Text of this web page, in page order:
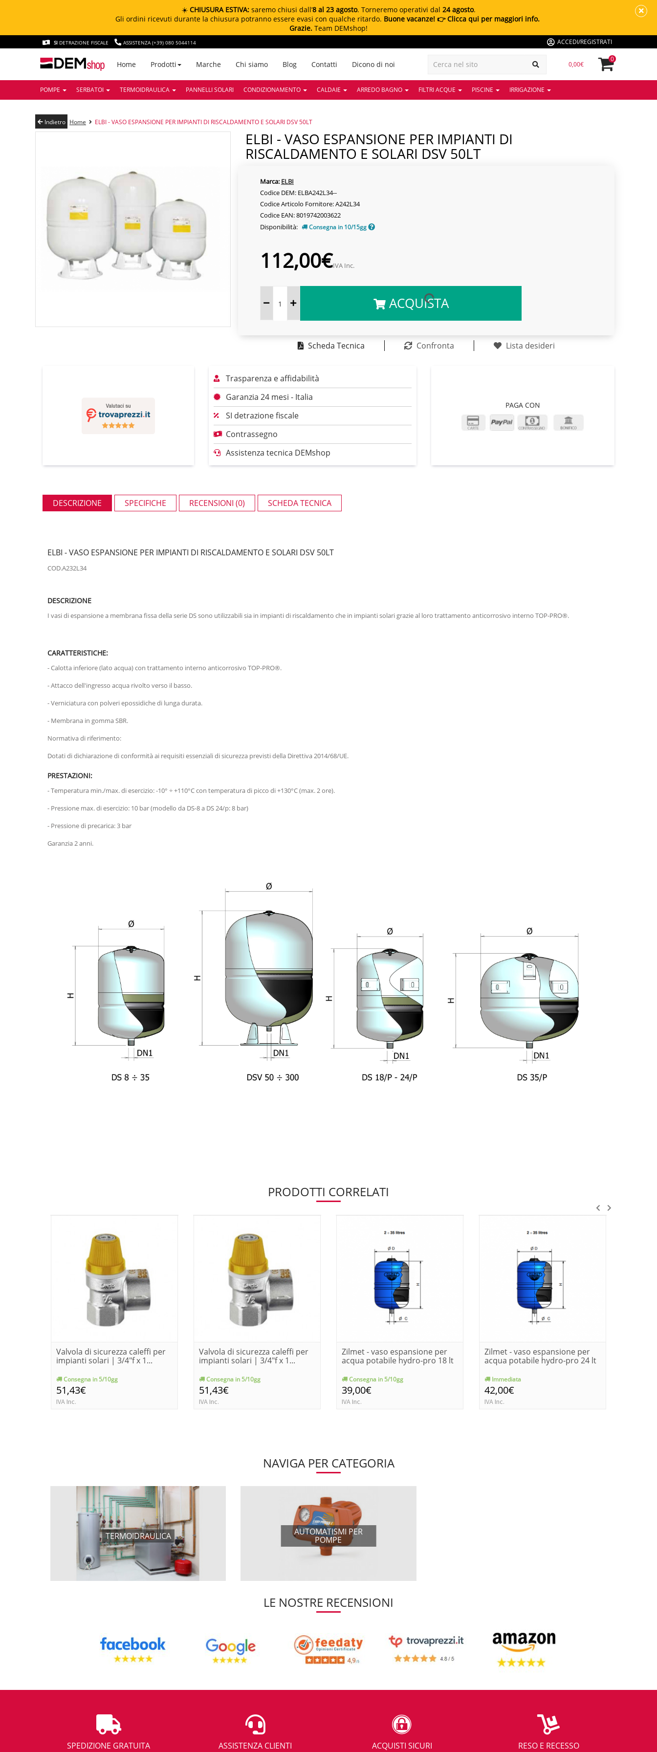
☀️ CHIUSURA ESTIVA: saremo chiusi dall’8 al 23 agosto. Torneremo operativi dal 24 agosto.
Gli ordini ricevuti durante la chiusura potranno essere evasi con qualche ritardo. Buone vacanze! 👉 Clicca qui per maggiori info.
Grazie. Team DEMshop!
SI DETRAZIONE FISCALE ASSISTENZA (+39) 080 5044114 ACCEDI/REGISTRATI
Home Prodotti Marche Chi siamo Blog Contatti Dicono di noi 0,00€
0
POMPE SERBATOI TERMOIDRAULICA PANNELLI SOLARI CONDIZIONAMENTO CALDAIE ARREDO BAGNO FILTRI ACQUE PISCINE IRRIGAZIONE
Indietro Home ELBI - VASO ESPANSIONE PER IMPIANTI DI RISCALDAMENTO E SOLARI DSV 50LT
ELBI - VASO ESPANSIONE PER IMPIANTI DI
RISCALDAMENTO E SOLARI DSV 50LT
Marca: ELBI
Codice DEM: ELBA242L34--
Codice Articolo Fornitore: A242L34
Codice EAN: 8019742003622
Disponibilità:
Consegna in 10/15gg
112,00€IVA Inc.
ACQUISTA
Scheda Tecnica Confronta Lista desideri
Trasparenza e affidabilità
Garanzia 24 mesi - Italia
SI detrazione fiscale
Contrassegno
Assistenza tecnica DEMshop
PAGA CON
DESCRIZIONE SPECIFICHE RECENSIONI (0) SCHEDA TECNICA
ELBI - VASO ESPANSIONE PER IMPIANTI DI RISCALDAMENTO E SOLARI DSV 50LT
COD.A232L34
DESCRIZIONE
I vasi di espansione a membrana fissa della serie DS sono utilizzabili sia in impianti di riscaldamento che in impianti solari grazie al loro trattamento anticorrosivo interno TOP-PRO®.
CARATTERISTICHE:
- Calotta inferiore (lato acqua) con trattamento interno anticorrosivo TOP-PRO®.
- Attacco dell'ingresso acqua rivolto verso il basso.
- Verniciatura con polveri epossidiche di lunga durata.
- Membrana in gomma SBR.
Normativa di riferimento:
Dotati di dichiarazione di conformità ai requisiti essenziali di sicurezza previsti della Direttiva 2014/68/UE.
PRESTAZIONI:
- Temperatura min./max. di esercizio: -10° ÷ +110°C con temperatura di picco di +130°C (max. 2 ore).
- Pressione max. di esercizio: 10 bar (modello da DS-8 a DS 24/p: 8 bar)
- Pressione di precarica: 3 bar
Garanzia 2 anni.
PRODOTTI CORRELATI
Valvola di sicurezza caleffi per
impianti solari | 3/4"f x 1...
Consegna in 5/10gg
51,43€
IVA Inc.
Valvola di sicurezza caleffi per
impianti solari | 3/4"f x 1...
Consegna in 5/10gg
51,43€
IVA Inc.
Zilmet - vaso espansione per
acqua potabile hydro-pro 18 lt
Consegna in 5/10gg
39,00€
IVA Inc.
Zilmet - vaso espansione per
acqua potabile hydro-pro 24 lt
Immediata
42,00€
IVA Inc.
NAVIGA PER CATEGORIA
TERMOIDRAULICA AUTOMATISMI PER
POMPE
LE NOSTRE RECENSIONI
SPEDIZIONE GRATUITA ASSISTENZA CLIENTI ACQUISTI SICURI RESO E RECESSO